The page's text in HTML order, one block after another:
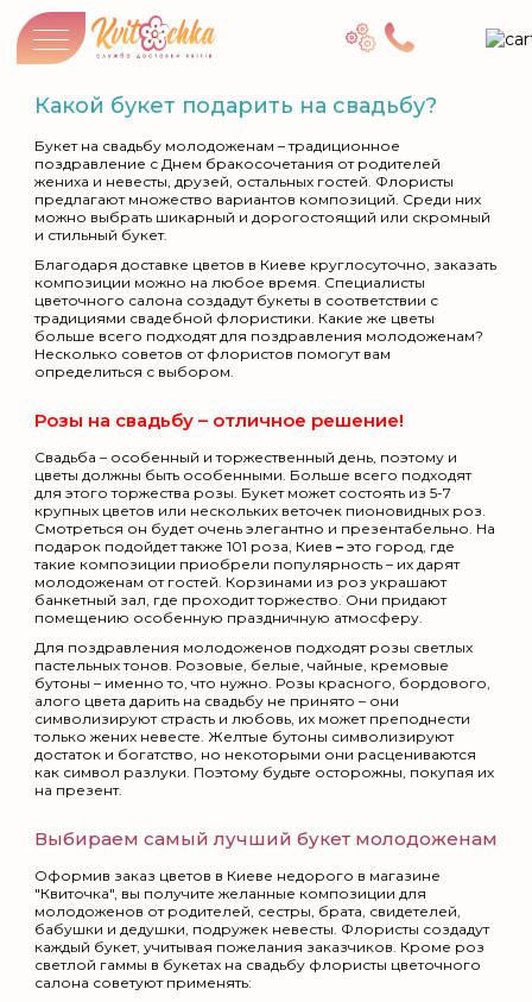
Какой букет подарить на свадьбу?
Букет на свадьбу молодоженам – традиционное
поздравление с Днем бракосочетания от родителей
жениха и невесты, друзей, остальных гостей. Флористы
предлагают множество вариантов композиций. Среди них
можно выбрать шикарный и дорогостоящий или скромный
и стильный букет.
Благодаря доставке цветов в Киеве круглосуточно, заказать
композиции можно на любое время. Специалисты
цветочного салона создадут букеты в соответствии с
традициями свадебной флористики. Какие же цветы
больше всего подходят для поздравления молодоженам?
Несколько советов от флористов помогут вам
определиться с выбором.
Розы на свадьбу – отличное решение!
Свадьба – особенный и торжественный день, поэтому и
цветы должны быть особенными. Больше всего подходят
для этого торжества розы. Букет может состоять из 5-7
крупных цветов или нескольких веточек пионовидных роз.
Смотреться он будет очень элегантно и презентабельно. На
подарок подойдет также 101 роза, Киев – это город, где
такие композиции приобрели популярность – их дарят
молодоженам от гостей. Корзинами из роз украшают
банкетный зал, где проходит торжество. Они придают
помещению особенную праздничную атмосферу.
Для поздравления молодоженов подходят розы светлых
пастельных тонов. Розовые, белые, чайные, кремовые
бутоны – именно то, что нужно. Розы красного, бордового,
алого цвета дарить на свадьбу не принято – они
символизируют страсть и любовь, их может преподнести
только жених невесте. Желтые бутоны символизируют
достаток и богатство, но некоторыми они расцениваются
как символ разлуки. Поэтому будьте осторожны, покупая их
на презент.
Выбираем самый лучший букет молодоженам
Оформив заказ цветов в Киеве недорого в магазине
"Квиточка", вы получите желанные композиции для
молодоженов от родителей, сестры, брата, свидетелей,
бабушки и дедушки, подружек невесты. Флористы создадут
каждый букет, учитывая пожелания заказчиков. Кроме роз
светлой гаммы в букетах на свадьбу флористы цветочного
салона советуют применять: